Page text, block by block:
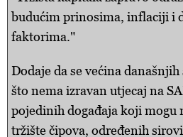
budućim prinosima, inflaciji i
faktorima."
Dodaje da se većina
što nema izravan utjecaj na
pojedinih događaja koji mogu
tržište čipova, određenih